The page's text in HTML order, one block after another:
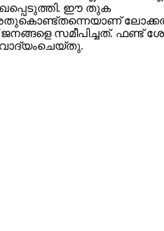
ഈ തുക
അതുകൊണ്ട്തന്നെയാണ്
സമീപിച്ചത്. ഫണ്ട്